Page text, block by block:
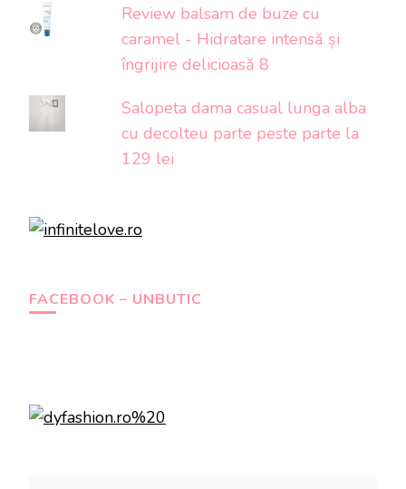
Review balsam de buze cu
caramel - Hidratare intensă și
îngrijire delicioasă 8
Salopeta dama casual lunga alba
cu decolteu parte peste parte la
129 lei
FACEBOOK – UNBUTIC